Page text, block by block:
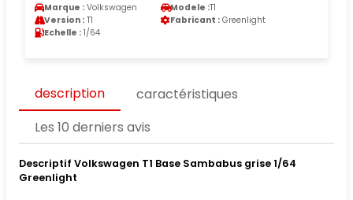
Marque : Volkswagen Modele :T1
Version : T1 Fabricant : Greenlight
Echelle : 1/64
description
caractéristiques
Les 10 derniers avis
Descriptif Volkswagen T1 Base Sambabus grise 1/64
Greenlight